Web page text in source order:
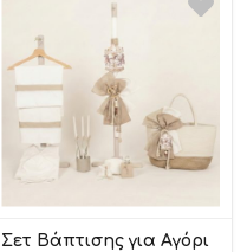
Σετ Βάπτισης για Αγόρι